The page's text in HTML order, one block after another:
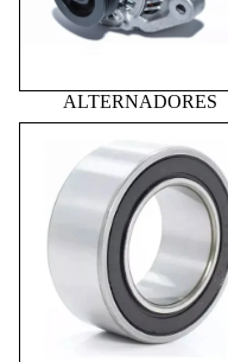
ALTERNADORES